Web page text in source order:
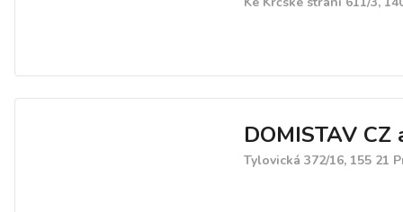
DOMISTAV CZ
Tylovická 372/16, 155 21